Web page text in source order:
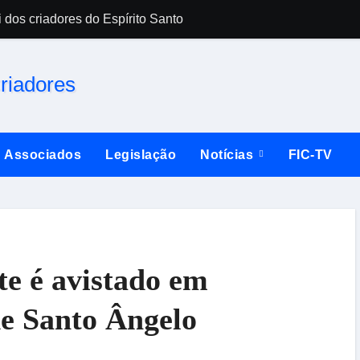
criadores do Espírito Santo Falsificador de
Associados Legislação Notícias FIC-TV
é avistado em
Santo Ângelo